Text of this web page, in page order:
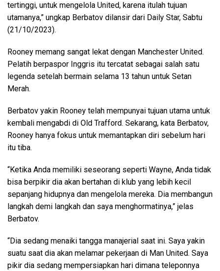
tertinggi, untuk mengelola United, karena itulah tujuan
utamanya,” ungkap Berbatov dilansir dari Daily Star, Sabtu
(21/10/2023).
Rooney memang sangat lekat dengan Manchester United.
Pelatih berpaspor Inggris itu tercatat sebagai salah satu
legenda setelah bermain selama 13 tahun untuk Setan
Merah.
Berbatov yakin Rooney telah mempunyai tujuan utama untuk
kembali mengabdi di Old Trafford. Sekarang, kata Berbatov,
Rooney hanya fokus untuk memantapkan diri sebelum hari
itu tiba.
“Ketika Anda memiliki seseorang seperti Wayne, Anda tidak
bisa berpikir dia akan bertahan di klub yang lebih kecil
sepanjang hidupnya dan mengelola mereka. Dia membangun
langkah demi langkah dan saya menghormatinya,” jelas
Berbatov.
“Dia sedang menaiki tangga manajerial saat ini. Saya yakin
suatu saat dia akan melamar pekerjaan di Man United. Saya
pikir dia sedang mempersiapkan hari dimana teleponnya